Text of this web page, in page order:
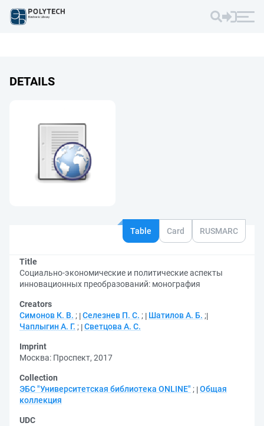
DETAILS
Table Card RUSMARC
Title
Социально-экономические и политические аспекты
инновационных преобразований: монография
Creators
Симонов К. В. ; Селезнев П. С. ; Шатилов А. Б. ;
Чаплыгин А. Г. ; Светцова А. С.
Imprint
Москва: Проспект, 2017
Collection
ЭБС "Университетская библиотека ONLINE" ; Общая
коллекция
UDC